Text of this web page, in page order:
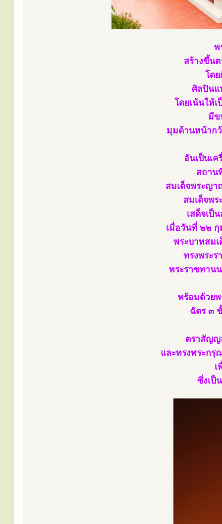
พ
สร้างขึ้น
โด
ศิลปินแ
โดยเน้นให้
มีข
มุมด้านหน้าก
อันเป็นเ
สถาน
สมเด็จพระญา
สมเด็จพ
เสด็จเป็
เมื่อวันที่ ๒๒
พระบาทสม
ทรงพระร
พระราชทาน
พร้อมด้วย
ฉัตร ๓
ตราสัญญ
และทรงพระกรุ
เ
ซึ่งเป็